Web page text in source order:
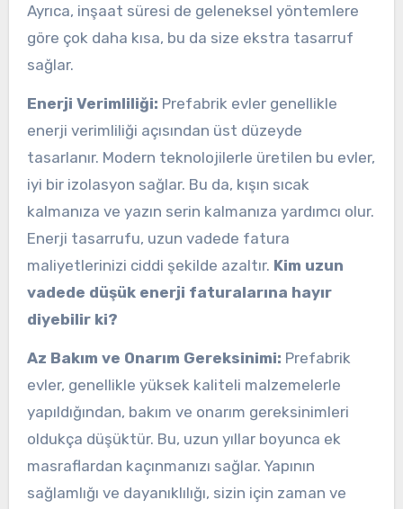
Ayrıca, inşaat süresi de geleneksel yöntemlere
göre çok daha kısa, bu da size ekstra tasarruf
sağlar.
Enerji Verimliliği: Prefabrik evler genellikle
enerji verimliliği açısından üst düzeyde
tasarlanır. Modern teknolojilerle üretilen bu evler,
iyi bir izolasyon sağlar. Bu da, kışın sıcak
kalmanıza ve yazın serin kalmanıza yardımcı olur.
Enerji tasarrufu, uzun vadede fatura
maliyetlerinizi ciddi şekilde azaltır. Kim uzun
vadede düşük enerji faturalarına hayır
diyebilir ki?
Az Bakım ve Onarım Gereksinimi: Prefabrik
evler, genellikle yüksek kaliteli malzemelerle
yapıldığından, bakım ve onarım gereksinimleri
oldukça düşüktür. Bu, uzun yıllar boyunca ek
masraflardan kaçınmanızı sağlar. Yapının
sağlamlığı ve dayanıklılığı, sizin için zaman ve